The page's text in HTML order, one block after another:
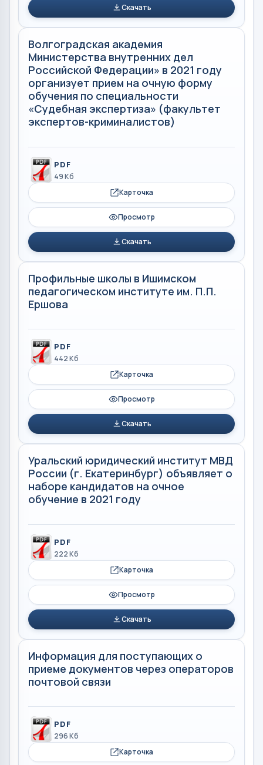
Скачать
Волгоградская академия
Министерства внутренних дел
Российской Федерации» в 2021 году
организует прием на очную форму
обучения по специальности
«Судебная экспертиза» (факультет
экспертов-криминалистов)
PDF
49 Кб
Карточка
Просмотр
Скачать
Профильные школы в Ишимском
педагогическом институте им. П.П.
Ершова
PDF
442 Кб
Карточка
Просмотр
Скачать
Уральский юридический институт МВД
России (г. Екатеринбург) объявляет о
наборе кандидатов на очное
обучение в 2021 году
PDF
222 Кб
Карточка
Просмотр
Скачать
Информация для поступающих о
приеме документов через операторов
почтовой связи
PDF
296 Кб
Карточка